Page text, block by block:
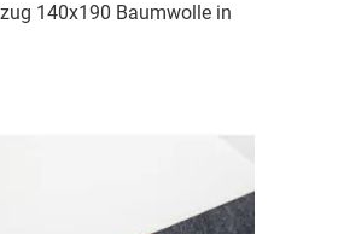
140x190 Baumwolle in